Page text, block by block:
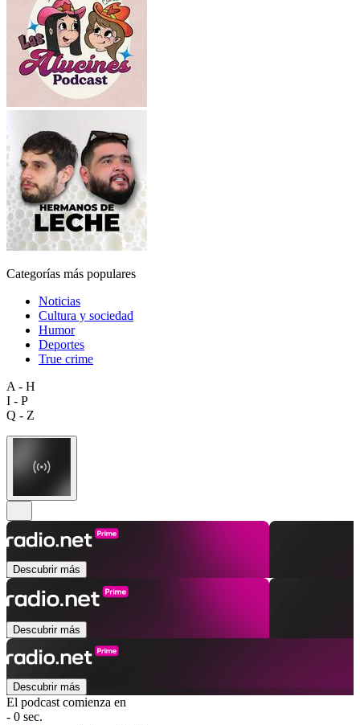
Categorías más populares
Noticias
Cultura y sociedad
Humor
Deportes
True crime
A - H
I - P
Q - Z
Descubrir más
Descubrir más
Descubrir más
El podcast comienza en
- 0 sec.